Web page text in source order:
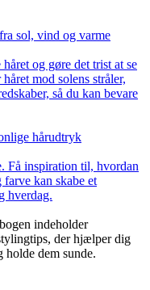
sol, vind og varme
og gøre det trist at se
mod solens stråler,
så du kan bevare
hårudtryk
Få inspiration til, hvordan
kan skabe et
hverdag.
indeholder
der hjælper dig
dem sunde.